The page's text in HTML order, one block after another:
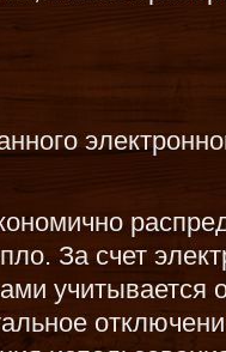
За счет
учитывается